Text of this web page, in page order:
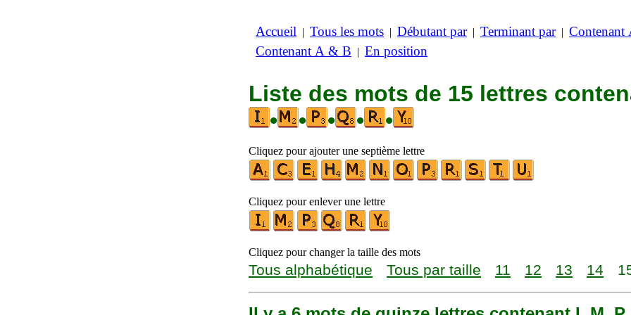
Accueil | Tous les mots | Débutant par| Terminant par| Contenant
Contenant A & B | En position
Liste des mots de 15 lettres
•
• • • •
Cliquez pour ajouter une septième lettre
Cliquez pour enlever une lettre
Cliquez pour changer la taille des mots
Tous alphabétique Tous par taille 11 12 13 14